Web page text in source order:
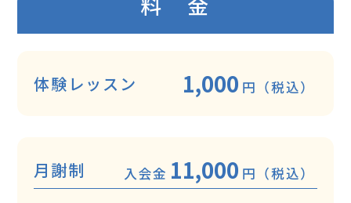
体験レッスン 1,000 円（税込）
月謝制 入会金 11,000 円（税込）